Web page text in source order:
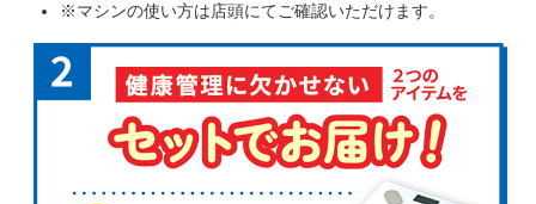
※マシンの使い方は店頭にてご確認いただけます。